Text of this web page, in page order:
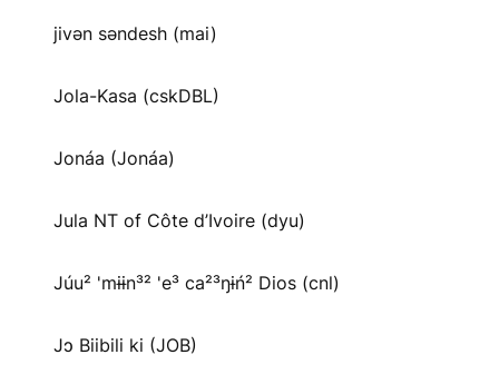
jivən səndesh (mai)
Jola-Kasa (cskDBL)
Jonáa (Jonáa)
Jula NT of Côte d’Ivoire (dyu)
Júu² 'mɨɨn³² 'e³ ca²³ŋɨń² Dios (cnl)
Jɔ Biibili ki (JOB)